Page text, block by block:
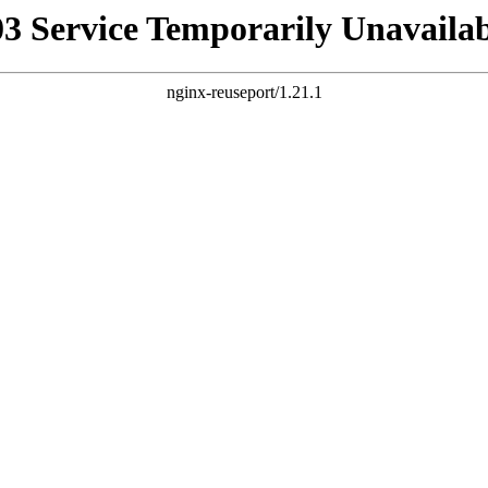
Service Temporarily
nginx-reuseport/1.21.1